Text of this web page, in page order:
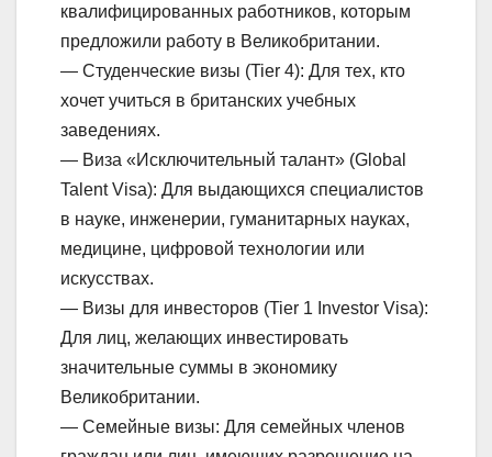
квалифицированных работников, которым
предложили работу в Великобритании.
— Студенческие визы (Tier 4): Для тех, кто
хочет учиться в британских учебных
заведениях.
— Виза «Исключительный талант» (Global
Talent Visa): Для выдающихся специалистов
в науке, инженерии, гуманитарных науках,
медицине, цифровой технологии или
искусствах.
— Визы для инвесторов (Tier 1 Investor Visa):
Для лиц, желающих инвестировать
значительные суммы в экономику
Великобритании.
— Семейные визы: Для семейных членов